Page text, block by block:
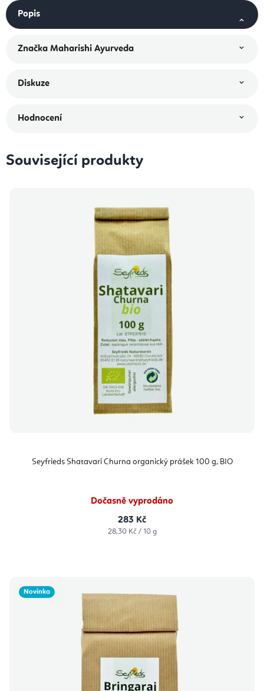
Popis
Značka Maharishi Ayurveda
Diskuze
Hodnocení
Související produkty
Seyfrieds Shatavari Churna organický prášek 100 g, BIO
Dočasně vyprodáno
283 Kč
Měrná
28,30 Kč / 10 g
Novinka